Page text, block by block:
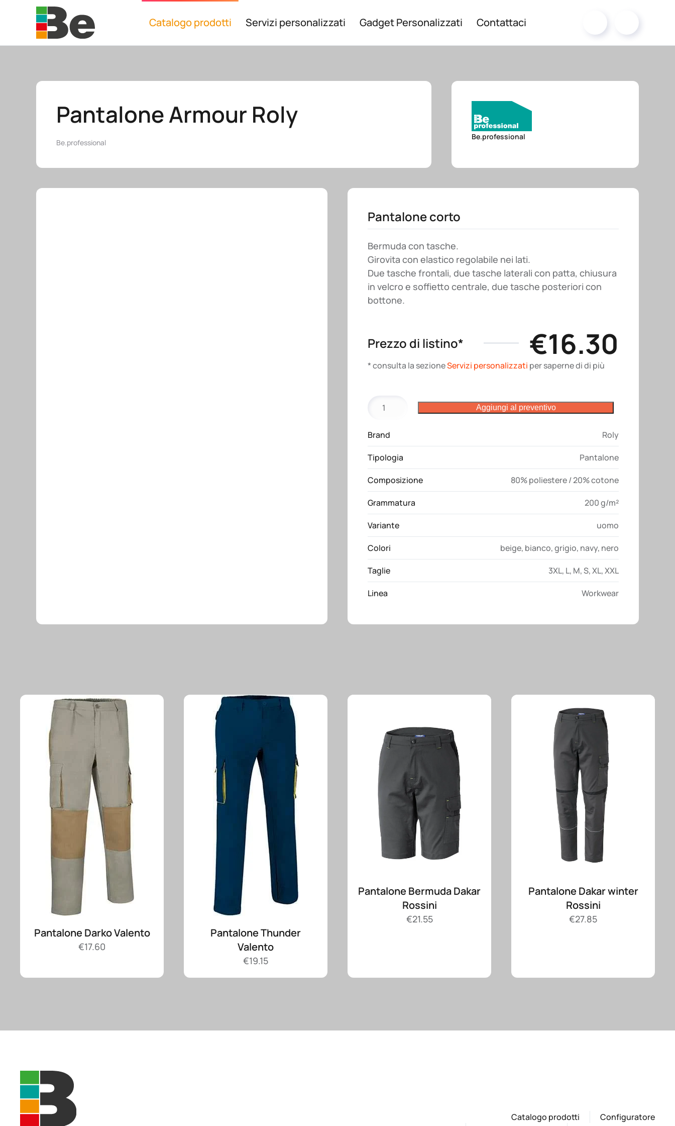
Skip to main content Catalogo prodotti Servizi personalizzati Gadget Personalizzati Contattaci
Pantalone Armour Roly
Be.professional
Be.professional
Pantalone corto
Bermuda con tasche.
Girovita con elastico regolabile nei lati.
Due tasche frontali, due tasche laterali con patta, chiusura
in velcro e soffietto centrale, due tasche posteriori con
bottone.
Prezzo di listino* €16.30
* consulta la sezioneServizi personalizzati per saperne di di più
Armour
quantità
Aggiungi al preventivo
Brand Roly
Tipologia Pantalone
Composizione 80% poliestere / 20% cotone
Grammatura 200 g/m²
Variante uomo
Colori beige, bianco,grigio, navy, nero
Taglie 3XL, L, M,S,XL,XXL
Linea Workwear
Pantalone Darko Valento
€17.60
Pantalone Thunder
Valento
€19.15
Pantalone Bermuda Dakar
Rossini
€21.55
Pantalone Dakar winter
Rossini
€27.85
Catalogo prodotti
Configuratore